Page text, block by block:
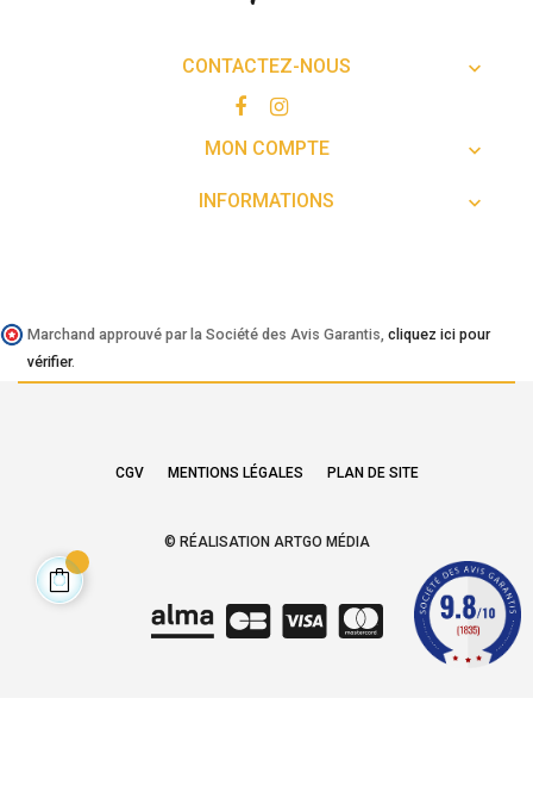
CONTACTEZ-NOUS 
MON COMPTE 
INFORMATIONS 
Marchand approuvé par la Société des Avis Garantis, cliquez ici pour
vérifier.
CGV MENTIONS LÉGALES PLAN DE SITE
© RÉALISATION ARTGO MÉDIA